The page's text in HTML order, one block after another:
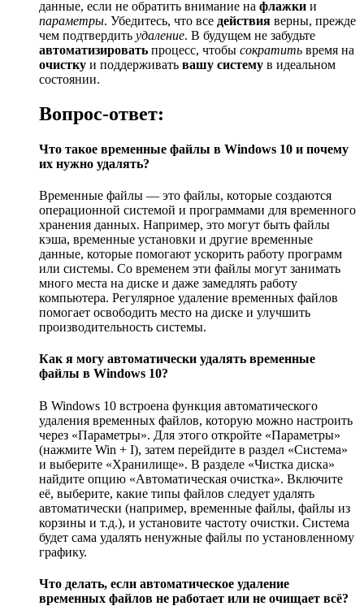
данные, если не обратить внимание на флажки и
параметры. Убедитесь, что все действия верны, прежде
чем подтвердить удаление. В будущем не забудьте
автоматизировать процесс, чтобы сократить время на
очистку и поддерживать вашу систему в идеальном
состоянии.
Вопрос-ответ:
Что такое временные файлы в Windows 10 и почему
их нужно удалять?
Временные файлы — это файлы, которые создаются
операционной системой и программами для временного
хранения данных. Например, это могут быть файлы
кэша, временные установки и другие временные
данные, которые помогают ускорить работу программ
или системы. Со временем эти файлы могут занимать
много места на диске и даже замедлять работу
компьютера. Регулярное удаление временных файлов
помогает освободить место на диске и улучшить
производительность системы.
Как я могу автоматически удалять временные
файлы в Windows 10?
В Windows 10 встроена функция автоматического
удаления временных файлов, которую можно настроить
через «Параметры». Для этого откройте «Параметры»
(нажмите Win + I), затем перейдите в раздел «Система»
и выберите «Хранилище». В разделе «Чистка диска»
найдите опцию «Автоматическая очистка». Включите
её, выберите, какие типы файлов следует удалять
автоматически (например, временные файлы, файлы из
корзины и т.д.), и установите частоту очистки. Система
будет сама удалять ненужные файлы по установленному
графику.
Что делать, если автоматическое удаление
временных файлов не работает или не очищает всё?